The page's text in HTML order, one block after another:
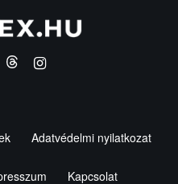
Adatvédelmi nyilatkozat
Kapcsolat